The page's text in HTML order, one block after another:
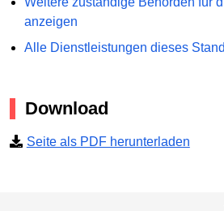
anzeigen
Alle Dienstleistungen dieses
Download
Seite als PDF herunterladen